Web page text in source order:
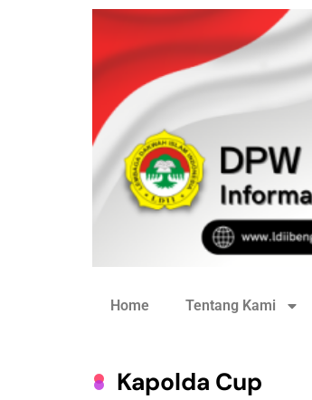
Home Tentang Kami
Kapolda Cup